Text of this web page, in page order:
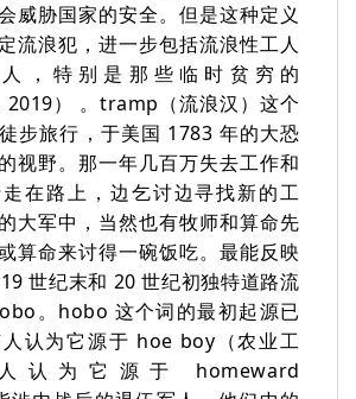
威胁国家的安全。但是这种定义
流浪犯，进一步包括流浪性工人
，特别是那些临时贫穷的
2019） 。tramp（流浪汉）这个
步旅行，于美国 1783 年的大恐
视野。那一年几百万失去工作和
在路上，边乞讨边寻找新的工
大军中，当然也有牧师和算命先
算命来讨得一碗饭吃。最能反映
世纪末和 20 世纪初独特道路流
。hobo 这个词的最初起源已
认为它源于 hoe boy（农业工
认为它源于 homeward